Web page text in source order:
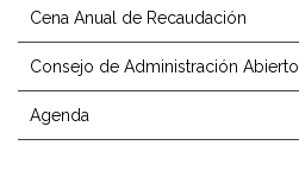
Cena Anual de Recaudación
Consejo de Administración Abierto
Agenda